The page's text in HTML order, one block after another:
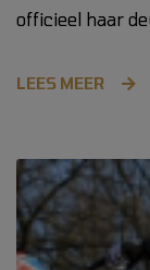
officieel haar
LEES MEER